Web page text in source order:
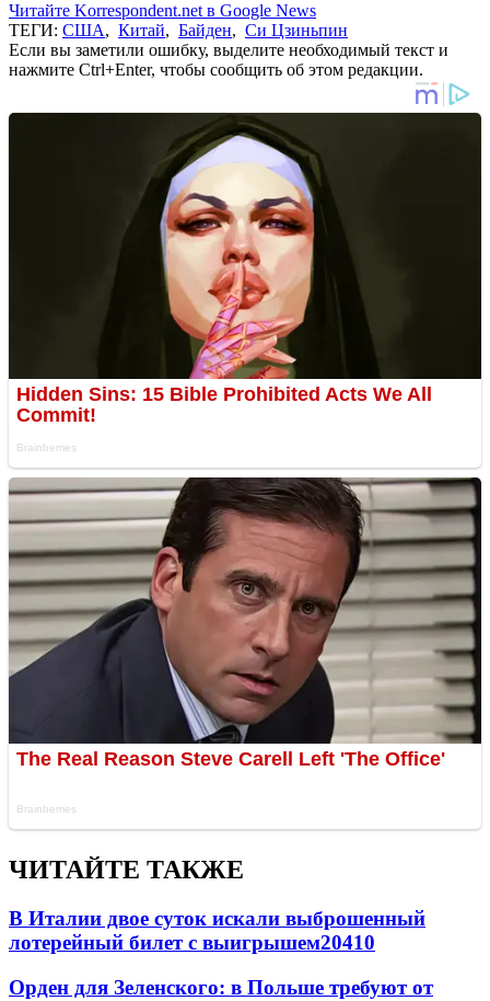
Читайте Korrespondent.net в Google News
ТЕГИ: США, Китай, Байден, Си Цзиньпин
Если вы заметили ошибку, выделите необходимый текст и
нажмите Ctrl+Enter, чтобы сообщить об этом редакции.
ЧИТАЙТЕ ТАКЖЕ
В Италии двое суток искали выброшенный
лотерейный билет с выигрышем20410
Орден для Зеленского: в Польше требуют от